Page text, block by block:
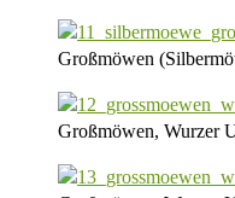
Großmöwen
Großmöwen, Wurzer